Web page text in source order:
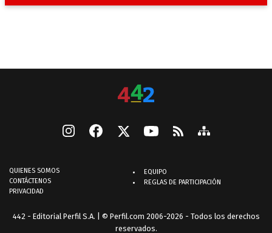
QUIENES SOMOS
CONTÁCTENOS
PRIVACIDAD
EQUIPO
REGLAS DE PARTICIPACIÓN
442 - Editorial Perfil S.A. | © Perfil.com 2006-2026 - Todos los derechos
reservados.